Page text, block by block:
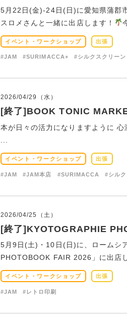
5月22日(金)-24日(日)に愛知県蒲郡
スロメさんと一緒に出店します！
イベント・ワークショップ 出張
#JAM #SURIMACCA+ #シルクスクリーン
2026/04/29（水）
[終了]BOOK TONIC
本が日々の活力になりますように
イベント・ワークショップ 出張
#JAM #JAM本店 #SURIMACCA #シル
2026/04/25（土）
[終了]KYOTOGRAPHIE
5月9日(土)・10日(日)に、ロームシ
PHOTOBOOK FAIR 2026」に出店
イベント・ワークショップ 出張
#JAM #レトロ印刷